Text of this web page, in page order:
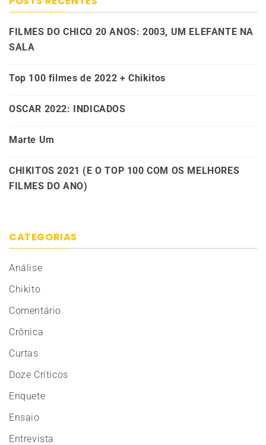
FILMES DO CHICO 20 ANOS: 2003, UM ELEFANTE NA
SALA
Top 100 filmes de 2022 + Chikitos
OSCAR 2022: INDICADOS
Marte Um
CHIKITOS 2021 (E O TOP 100 COM OS MELHORES
FILMES DO ANO)
CATEGORIAS
Análise
Chikito
Comentário
Crônica
Curtas
Doze Críticos
Enquete
Ensaio
Entrevista